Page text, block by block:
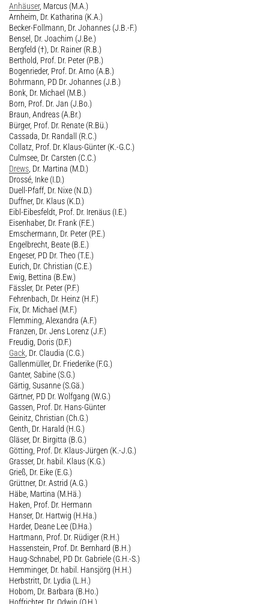
Anhäuser, Marcus (M.A.)
Arnheim, Dr. Katharina (K.A.)
Becker-Follmann, Dr. Johannes (J.B.-F.)
Bensel, Dr. Joachim (J.Be.)
Bergfeld (†), Dr. Rainer (R.B.)
Berthold, Prof. Dr. Peter (P.B.)
Bogenrieder, Prof. Dr. Arno (A.B.)
Bohrmann, PD Dr. Johannes (J.B.)
Bonk, Dr. Michael (M.B.)
Born, Prof. Dr. Jan (J.Bo.)
Braun, Andreas (A.Br.)
Bürger, Prof. Dr. Renate (R.Bü.)
Cassada, Dr. Randall (R.C.)
Collatz, Prof. Dr. Klaus-Günter (K.-G.C.)
Culmsee, Dr. Carsten (C.C.)
Drews , Dr. Martina (M.D.)
Drossé, Inke (I.D.)
Duell-Pfaff, Dr. Nixe (N.D.)
Duffner, Dr. Klaus (K.D.)
Eibl-Eibesfeldt, Prof. Dr. Irenäus (I.E.)
Eisenhaber, Dr. Frank (F.E.)
Emschermann, Dr. Peter (P.E.)
Engelbrecht, Beate (B.E.)
Engeser, PD Dr. Theo (T.E.)
Eurich, Dr. Christian (C.E.)
Ewig, Bettina (B.Ew.)
Fässler, Dr. Peter (P.F.)
Fehrenbach, Dr. Heinz (H.F.)
Fix, Dr. Michael (M.F.)
Flemming, Alexandra (A.F.)
Franzen, Dr. Jens Lorenz (J.F.)
Freudig, Doris (D.F.)
Gack , Dr. Claudia (C.G.)
Gallenmüller, Dr. Friederike (F.G.)
Ganter, Sabine (S.G.)
Gärtig, Susanne (S.Gä.)
Gärtner, PD Dr. Wolfgang (W.G.)
Gassen, Prof. Dr. Hans-Günter
Geinitz, Christian (Ch.G.)
Genth, Dr. Harald (H.G.)
Gläser, Dr. Birgitta (B.G.)
Götting, Prof. Dr. Klaus-Jürgen (K.-J.G.)
Grasser, Dr. habil. Klaus (K.G.)
Grieß, Dr. Eike (E.G.)
Grüttner, Dr. Astrid (A.G.)
Häbe, Martina (M.Hä.)
Haken, Prof. Dr. Hermann
Hanser, Dr. Hartwig (H.Ha.)
Harder, Deane Lee (D.Ha.)
Hartmann, Prof. Dr. Rüdiger (R.H.)
Hassenstein, Prof. Dr. Bernhard (B.H.)
Haug-Schnabel, PD Dr. Gabriele (G.H.-S.)
Hemminger, Dr. habil. Hansjörg (H.H.)
Herbstritt, Dr. Lydia (L.H.)
Hobom, Dr. Barbara (B.Ho.)
Hoffrichter, Dr. Odwin (O.H.)